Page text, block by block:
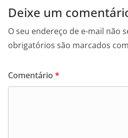
Deixe um
O seu endereço de e-mail não
obrigatórios são marcados com
Comentário *